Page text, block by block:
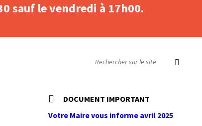
sauf le vendredi à 17h00.
DOCUMENT IMPORTANT
Votre Maire vous informe avril 2025